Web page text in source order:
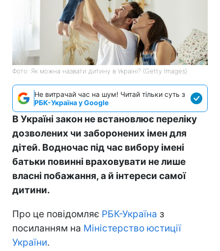
Фото: Як можна назвати дитину в Україні? (Getty Images)
Не витрачай час на шум! Читай тільки суть з
РБК-Україна у Google
В Україні закон не встановлює переліку
дозволених чи заборонених імен для
дітей. Водночас під час вибору імені
батьки повинні враховувати не лише
власні побажання, а й інтереси самої
дитини.
Про це повідомляє РБК-Україна з
посиланням на Міністерство юстиції
України.